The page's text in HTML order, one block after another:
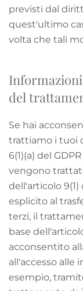
previsti dal
quest'ultimo
volta che tali
del
Se hai
trattiamo i tuoi
6(1)(a) del
vengono
dell'articolo 9(1)
esplicito al
terzi, il
base
acconsentito
all'accesso alle
esempio,